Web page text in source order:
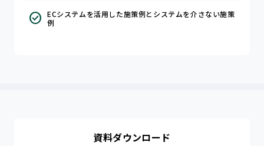
check_circle ECシステムを活用した施策例とシステムを介さない施策
例
資料ダウンロード